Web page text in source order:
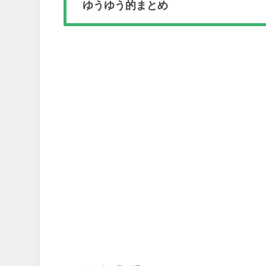
ゆうゆう的まとめ